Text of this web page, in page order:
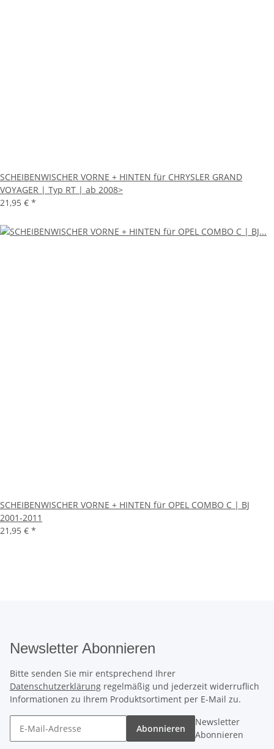
SCHEIBENWISCHER VORNE + HINTEN für CHRYSLER GRAND
VOYAGER | Typ RT | ab 2008>
21,95 € *
SCHEIBENWISCHER VORNE + HINTEN für OPEL COMBO C | BJ
2001-2011
21,95 € *
Newsletter Abonnieren
Bitte senden Sie mir entsprechend Ihrer
Datenschutzerklärung regelmäßig und jederzeit widerruflich
Informationen zu Ihrem Produktsortiment per E-Mail zu.
Abonnieren
Newsletter
Abonnieren